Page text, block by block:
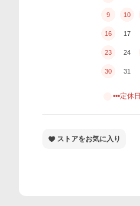
9 10
16 17
23 24
30 31
•••定休日
ストアをお気に入り